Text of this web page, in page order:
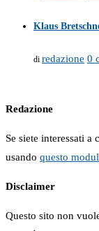
Klaus
di redazione 0
Redazione
Se siete interessati a
usando questo
Disclaimer
Questo sito non